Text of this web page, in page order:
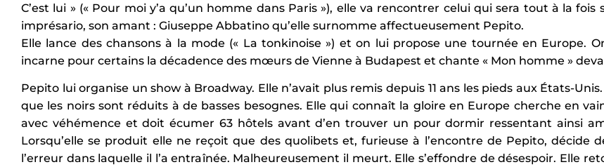
C’est lui » (« Pour moi y’a qu’un homme dans Paris »), elle va rencontrer celui qui sera tout à la
imprésario, son amant : Giuseppe Abbatino qu’elle surnomme affectueusement Pepito.
Elle lance des chansons à la mode (« La tonkinoise ») et on lui propose une tournée en Europe.
incarne pour certains la décadence des mœurs de Vienne à Budapest et chante « Mon homme »
Pepito lui organise un show à Broadway. Elle n’avait plus remis depuis 11 ans les pieds aux États-
que les noirs sont réduits à de basses besognes. Elle qui connaît la gloire en Europe cherche en
avec véhémence et doit écumer 63 hôtels avant d’en trouver un pour dormir ressentant ainsi
Lorsqu’elle se produit elle ne reçoit que des quolibets et, furieuse à l’encontre de Pepito, décide
l’erreur dans laquelle il l’a entraînée. Malheureusement il meurt. Elle s’effondre de désespoir. Elle